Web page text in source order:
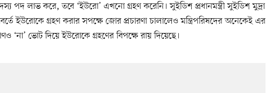
পদ লাভ করে, তবে ‘ইউরো’ এখনো গ্রহণ করেনি। সুইডিশ প্রধানমন্ত্রী সুইডিশ মুদ্রা
ইউরোকে গ্রহণ করার সপক্ষে জোর প্রচারণা চালালেও মন্ত্রিপরিষদের অনেকেই এর
‘না’ ভোট দিয়ে ইউরোকে গ্রহণের বিপক্ষে রায় দিয়েছে।